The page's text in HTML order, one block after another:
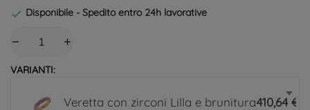
 Disponibile - Spedito entro 24h lavorative
VARIANTI:
Veretta con zirconi Lilla e brunitura410,64 €